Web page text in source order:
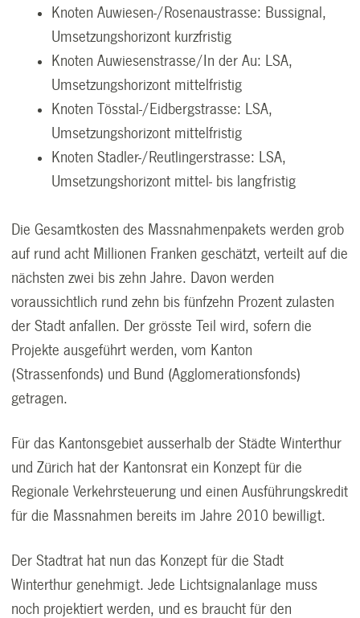
Knoten Auwiesen-/Rosenaustrasse: Bussignal,
Umsetzungshorizont kurzfristig
Knoten Auwiesenstrasse/In der Au: LSA,
Umsetzungshorizont mittelfristig
Knoten Tösstal-/Eidbergstrasse: LSA,
Umsetzungshorizont mittelfristig
Knoten Stadler-/Reutlingerstrasse: LSA,
Umsetzungshorizont mittel- bis langfristig
Die Gesamtkosten des Massnahmenpakets werden grob
auf rund acht Millionen Franken geschätzt, verteilt auf die
nächsten zwei bis zehn Jahre. Davon werden
voraussichtlich rund zehn bis fünfzehn Prozent zulasten
der Stadt anfallen. Der grösste Teil wird, sofern die
Projekte ausgeführt werden, vom Kanton
(Strassenfonds) und Bund (Agglomerationsfonds)
getragen.
Für das Kantonsgebiet ausserhalb der Städte Winterthur
und Zürich hat der Kantonsrat ein Konzept für die
Regionale Verkehrsteuerung und einen Ausführungskredit
für die Massnahmen bereits im Jahre 2010 bewilligt.
Der Stadtrat hat nun das Konzept für die Stadt
Winterthur genehmigt. Jede Lichtsignalanlage muss
noch projektiert werden, und es braucht für den